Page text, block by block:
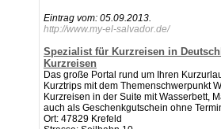
Eintrag vom: 05.09.2013.
http://www.my-el-salvador.de/
Spezialist für Kurzreisen in
Kurzreisen
Das große Portal rund um Ihren
Kurztrips mit dem Themenschwerpunkt
Kurzreisen in der Suite mit Wasserbett,
auch als Geschenkgutschein ohne
Ort: 47829 Krefeld